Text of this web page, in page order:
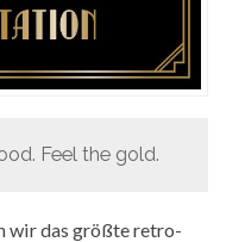
Feel the gold.
wir das größte retro-